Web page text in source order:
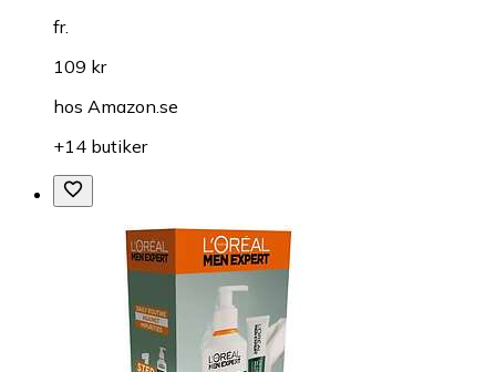
fr.
109 kr
hos Amazon.se
+14 butiker